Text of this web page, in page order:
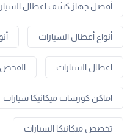
أفضل جهاز كشف اعطال
أنواع أعطال السيارات
اعطال السيارات الفحص
اماكن كورسات ميكانيكا سيارات
تخصص ميكانيكا السيارات